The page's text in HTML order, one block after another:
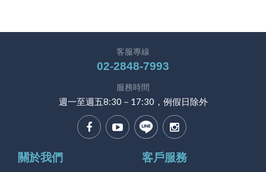
客服專線
02-2848-7993
服務時間
週一至週五8:30－17:30，例假日除外
關於我們 客戶服務